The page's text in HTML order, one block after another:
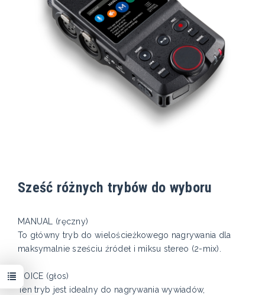
Sześć różnych trybów do wyboru
MANUAL (ręczny)
To główny tryb do wielościeżkowego nagrywania dla
maksymalnie sześciu źródeł i miksu stereo (2-mix).
VOICE (głos)
Ten tryb jest idealny do nagrywania wywiadów,